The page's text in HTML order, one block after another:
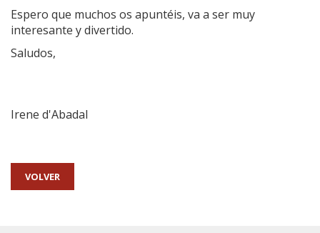
Espero que muchos os apuntéis, va a ser muy
interesante y divertido.
Saludos,
Irene d'Abadal
VOLVER